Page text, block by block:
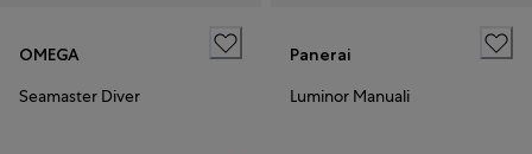
OMEGA
Seamaster Diver
Panerai
Luminor Manuali